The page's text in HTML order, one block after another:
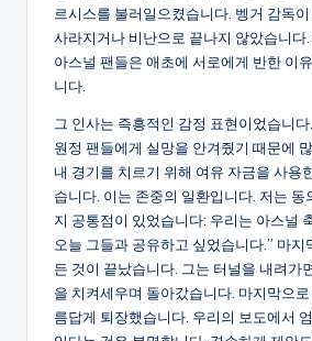
르시스를 불러일으켰습니다. 벵거 감독
사라지거나 비난으로 끝나지 않았습니다
아스널 팬들은 애초에 서로에게 반한 이
니다.
그 인사는 즉흥적인 감정 표현이었습니
원정 팬들에게 실망을 안겨줬기 때문에
내 경기를 치르기 위해 여유 자금을 사용
습니다. 이는 존중의 일환입니다. 저는 동
지 공통점이 있었습니다: 우리는 아스널
오늘 그들과 공유하고 싶었습니다.” 마지
든 것이 끝났습니다. 그는 터널을 내려가
을 치켜세우며 돌아갔습니다. 마지막으
름답게 퇴장했습니다. 우리의 보도에서